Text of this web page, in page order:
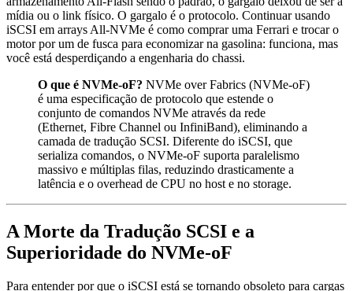
mídia ou o link físico. O gargalo é o protocolo. Continuar usando
iSCSI em arrays All-NVMe é como comprar uma Ferrari e trocar o
motor por um de fusca para economizar na gasolina: funciona, mas
você está desperdiçando a engenharia do chassi.
O que é NVMe-oF? NVMe over Fabrics (NVMe-oF)
é uma especificação de protocolo que estende o
conjunto de comandos NVMe através da rede
(Ethernet, Fibre Channel ou InfiniBand), eliminando a
camada de tradução SCSI. Diferente do iSCSI, que
serializa comandos, o NVMe-oF suporta paralelismo
massivo e múltiplas filas, reduzindo drasticamente a
latência e o overhead de CPU no host e no storage.
A Morte da Tradução SCSI e a
Superioridade do NVMe-oF
Para entender por que o iSCSI está se tornando obsoleto para cargas